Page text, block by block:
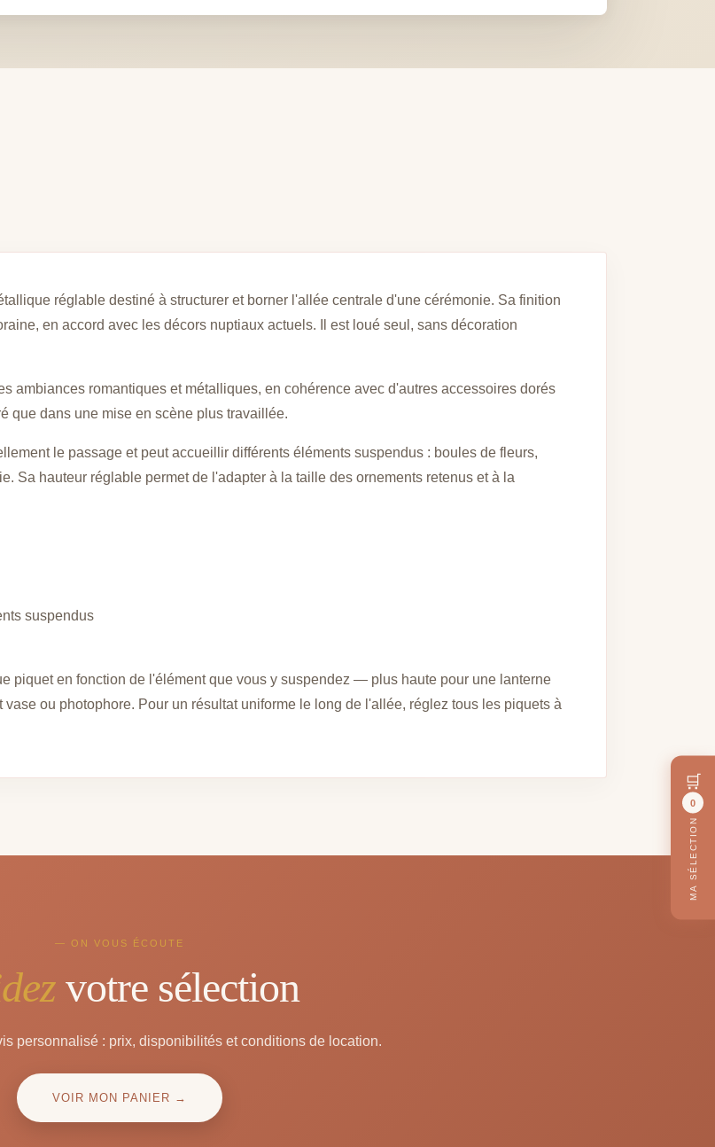
réglable destiné à structurer et borner l'allée centrale d'une cérémonie. Sa finition
en accord avec les décors nuptiaux actuels. Il est loué seul, sans décoration
ambiances romantiques et métalliques, en cohérence avec d'autres accessoires dorés
que dans une mise en scène plus travaillée.
le passage et peut accueillir différents éléments suspendus : boules de fleurs,
Sa hauteur réglable permet de l'adapter à la taille des ornements retenus et à la
suspendus
piquet en fonction de l'élément que vous y suspendez — plus haute pour une lanterne
ou photophore. Pour un résultat uniforme le long de l'allée, réglez tous les piquets à
— ON VOUS ÉCOUTE
votre sélection
personnalisé : prix, disponibilités et conditions de location.
VOIR MON PANIER →
🛒
0
MA SÉLECTION